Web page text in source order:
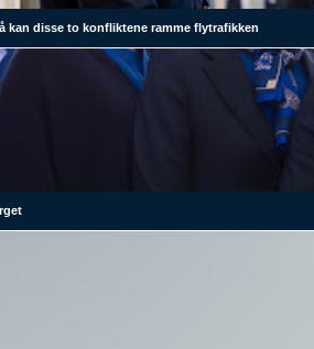
kan disse to konfliktene ramme flytrafikken